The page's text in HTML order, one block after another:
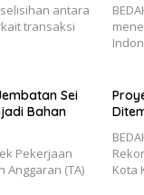
antara
transaksi
Sei
Bahan
Pekerjaan
Anggaran (TA)
Kota